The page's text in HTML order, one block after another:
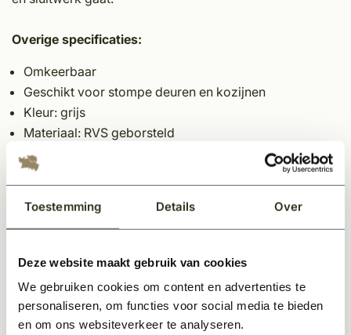
Toestemming Details Over
Deze website maakt gebruik van cookies
We gebruiken cookies om content en advertenties te
personaliseren, om functies voor social media te bieden
en om ons websiteverkeer te analyseren.
Overige specificaties:
Omkeerbaar
Geschikt voor stompe deuren en kozijnen
Kleur: grijs
Materiaal: RVS geborsteld
Toepassing: buitendeuren
Dit scharnier is geschikt voor deuren met een gewicht
Zowel links- als rechtsdraaiend toe­pas­baar
Voor mon­tage zijn speciale freesmallen verkrijgbaar
Inclusief bevestigingsmateriaal
Afmeting 89x89x3